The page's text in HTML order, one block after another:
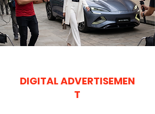
DIGITALADVERTISEMEN
T